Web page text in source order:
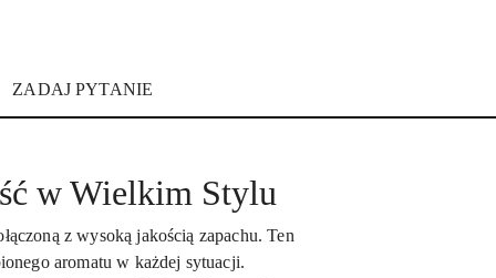
ZADAJ PYTANIE
w Wielkim Stylu
z wysoką jakością zapachu. Ten
aromatu w każdej sytuacji.